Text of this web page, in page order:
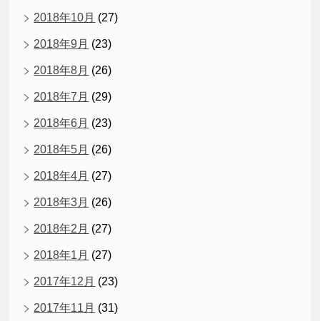
2018年10月 (27)
2018年9月 (23)
2018年8月 (26)
2018年7月 (29)
2018年6月 (23)
2018年5月 (26)
2018年4月 (27)
2018年3月 (26)
2018年2月 (27)
2018年1月 (27)
2017年12月 (23)
2017年11月 (31)